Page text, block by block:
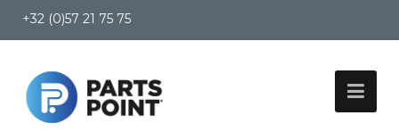
+32 (0)57 21 75 75